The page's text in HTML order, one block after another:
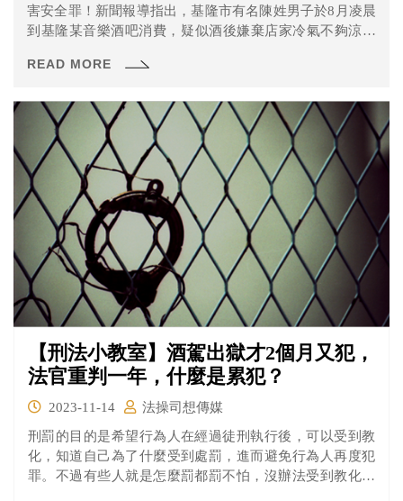
害安全罪！新聞報導指出，基隆市有名陳姓男子於8月凌晨
到基隆某音樂酒吧消費，疑似酒後嫌棄店家冷氣不夠涼，
場惱羞成怒拿出包包內的手槍，頻拉滑套將子彈上膛，作
叔、我是太陽會」，過程不斷叫囂，嚇壞店內酒客。
READ MORE
【刑法小教室】酒駕出獄才2個月又犯，
法官重判一年，什麼是累犯？
2023-11-14
法操司想傳媒
刑罰的目的是希望行為人在經過徒刑執行後，可以受到教
化，知道自己為了什麼受到處罰，進而避免行為人再度犯
罪。不過有些人就是怎麼罰都罰不怕，沒辦法受到教化，